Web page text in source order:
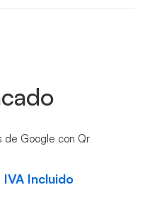
de Google con Qr
El
IVA Incluido